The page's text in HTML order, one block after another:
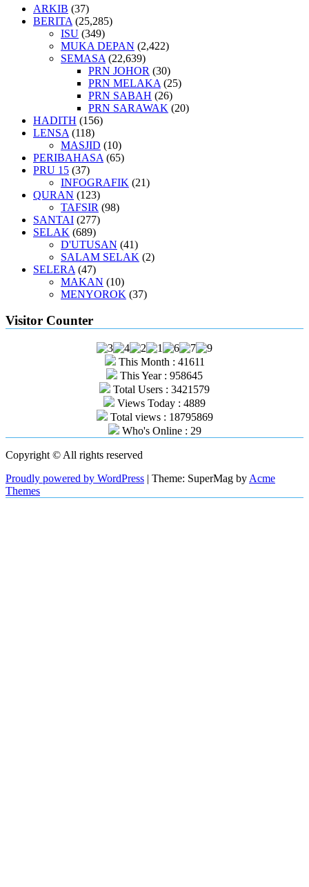
ARKIB (37)
BERITA (25,285)
ISU (349)
MUKA DEPAN (2,422)
SEMASA (22,639)
PRN JOHOR (30)
PRN MELAKA (25)
PRN SABAH (26)
PRN SARAWAK (20)
HADITH (156)
LENSA (118)
MASJID (10)
PERIBAHASA (65)
PRU 15 (37)
INFOGRAFIK (21)
QURAN (123)
TAFSIR (98)
SANTAI (277)
SELAK (689)
D'UTUSAN (41)
SALAM SELAK (2)
SELERA (47)
MAKAN (10)
MENYOROK (37)
Visitor Counter
This Month : 41611
This Year : 958645
Total Users : 3421579
Views Today : 4889
Total views : 18795869
Who's Online : 29
Copyright © All rights reserved
Proudly powered by WordPress | Theme: SuperMag by Acme
Themes